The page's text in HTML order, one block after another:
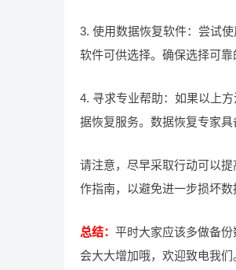
3. 使用数据恢复软件：尝试
软件可供选择。确保选择可靠
4. 寻求专业帮助：如果以上
据恢复服务。数据恢复专家
请注意，尽早采取行动可以
作指南，以避免进一步损坏数
总结： 平时大家应该多做备
会大大增加哦，欢迎致电我们